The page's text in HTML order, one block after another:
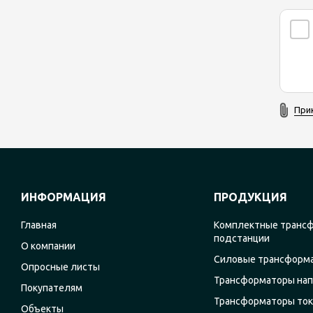
ИНФОРМАЦИЯ
Главная
О компании
Опросные листы
Покупателям
Объекты
ПРОДУКЦИЯ
Комплектные
подстанции
Силовые
Трансформаторы
Трансформаторы